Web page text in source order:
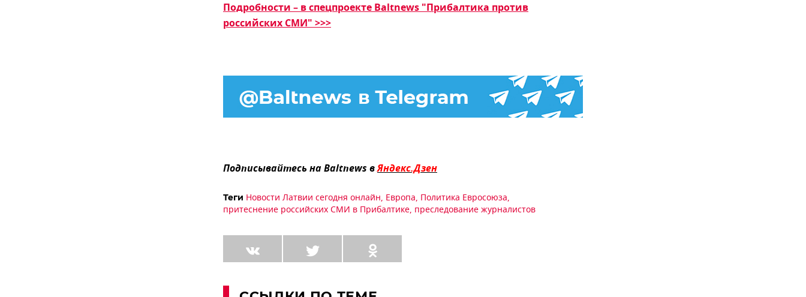
Подробности – в спецпроекте Baltnews "Прибалтика против
российских СМИ" >>>
Подписывайтесь на Baltnews вЯндекс.Дзен
Теги Новости Латвии сегодня онлайн, Европа, Политика Евросоюза,
притеснение российских СМИ в Прибалтике, преследование журналистов